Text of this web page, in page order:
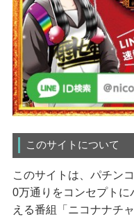
このサイトについて
このサイトは、パチン
0万通りをコンセプト
える番組「ニコナナチ